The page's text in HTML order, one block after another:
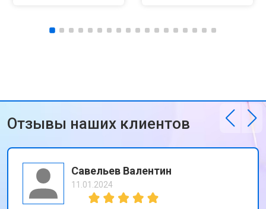
Отзывы наших клиентов
Савельев Валентин
11.01.2024